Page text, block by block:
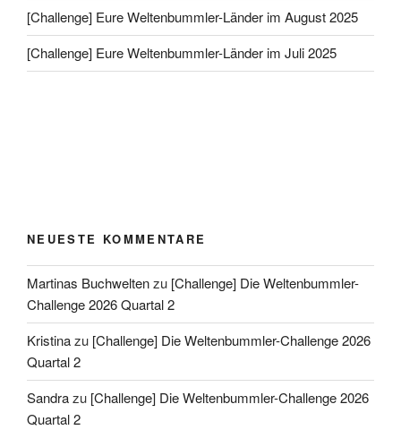
[Challenge] Eure Weltenbummler-Länder im August 2025
[Challenge] Eure Weltenbummler-Länder im Juli 2025
NEUESTE KOMMENTARE
Martinas Buchweltenzu [Challenge] Die Weltenbummler-
Challenge 2026 Quartal 2
Kristinazu [Challenge] Die Weltenbummler-Challenge 2026
Quartal 2
Sandrazu [Challenge] Die Weltenbummler-Challenge 2026
Quartal 2